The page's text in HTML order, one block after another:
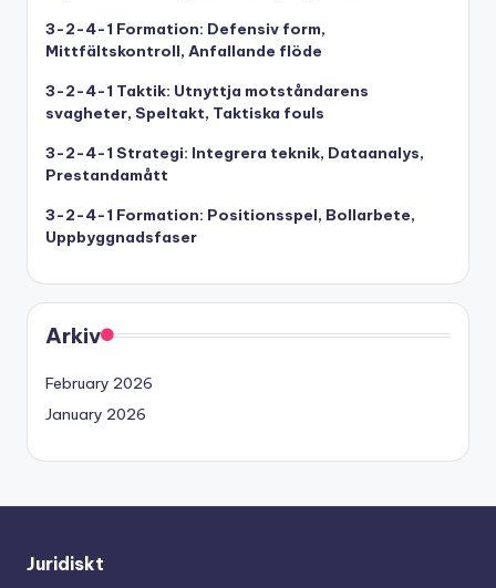
3-2-4-1 Formation: Defensiv form,
Mittfältskontroll, Anfallande flöde
3-2-4-1 Taktik: Utnyttja motståndarens
svagheter, Speltakt, Taktiska fouls
3-2-4-1 Strategi: Integrera teknik, Dataanalys,
Prestandamått
3-2-4-1 Formation: Positionsspel, Bollarbete,
Uppbyggnadsfaser
Arkiv
February 2026
January 2026
Juridiskt